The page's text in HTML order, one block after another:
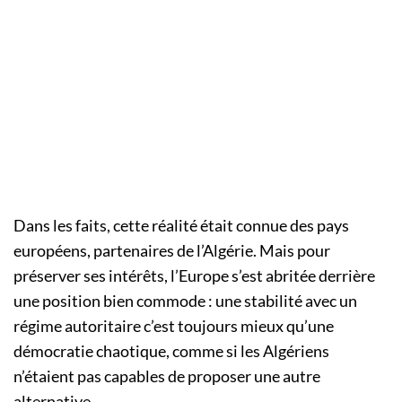
Dans les faits, cette réalité était connue des pays
européens, partenaires de l’Algérie. Mais pour
préserver ses intérêts, l’Europe s’est abritée derrière
une position bien commode : une stabilité avec un
régime autoritaire c’est toujours mieux qu’une
démocratie chaotique, comme si les Algériens
n’étaient pas capables de proposer une autre